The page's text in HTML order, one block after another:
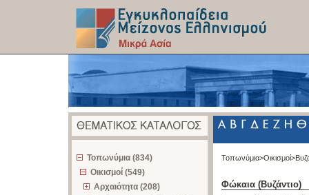
Τοπωνύμια (834)
Οικισμοί (549)
Αρχαιότητα (208)
Τοπωνύμια>Οικισμοί>
Φώκαια (Βυζάντιο)